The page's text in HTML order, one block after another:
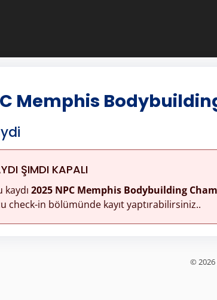
Memphis
ŞIMDI KAPALI
2025 NPC Memphis Bodybuilding
check-in bölümünde kayıt yaptırabilirsiniz..
© 2026